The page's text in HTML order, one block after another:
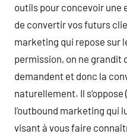
outils pour concevoir une
de convertir vos futurs
marketing qui repose sur
permission, on ne grandit
demandent et donc la
naturellement. Il s’oppose
l’outbound marketing qui
visant à vous faire